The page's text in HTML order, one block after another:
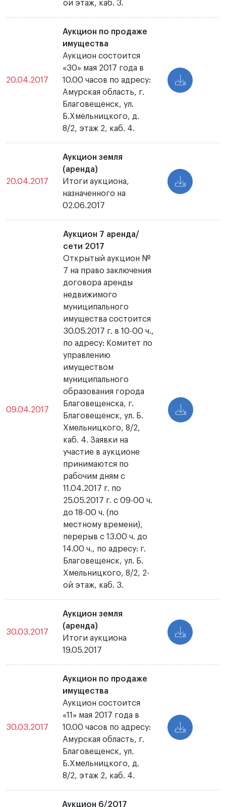
ой этаж, каб. 3.
20.04.2017
Аукцион по продаже
имущества
Аукцион состоится
«30» мая 2017 года в
10.00 часов по адресу:
Амурская область, г.
Благовещенск, ул.
Б.Хмельницкого, д.
8/2, этаж 2, каб. 4.
20.04.2017
Аукцион земля
(аренда)
Итоги аукциона,
назначенного на
02.06.2017
09.04.2017
Аукцион 7 аренда/
сети 2017
Открытый аукцион №
7 на право заключения
договора аренды
недвижимого
муниципального
имущества состоится
30.05.2017 г. в 10-00 ч.,
по адресу: Комитет по
управлению
имуществом
муниципального
образования города
Благовещенска, г.
Благовещенск, ул. Б.
Хмельницкого, 8/2,
каб. 4. Заявки на
участие в аукционе
принимаются по
рабочим дням с
11.04.2017 г. по
25.05.2017 г. с 09-00 ч.
до 18-00 ч. (по
местному времени),
перерыв с 13.00 ч. до
14.00 ч., по адресу: г.
Благовещенск, ул. Б.
Хмельницкого, 8/2, 2-
ой этаж, каб. 3.
30.03.2017
Аукцион земля
(аренда)
Итоги аукциона
19.05.2017
30.03.2017
Аукцион по продаже
имущества
Аукцион состоится
«11» мая 2017 года в
10.00 часов по адресу:
Амурская область, г.
Благовещенск, ул.
Б.Хмельницкого, д.
8/2, этаж 2, каб. 4.
Аукцион 6/2017